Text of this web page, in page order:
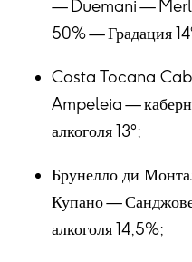
— Duemani —
50% — Градация
Costa Tocana
Ampeleia —
алкоголя 13°;
Брунелло ди
Купано —
алкоголя 14,5%;